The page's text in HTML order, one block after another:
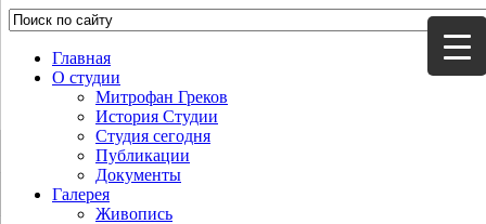
Главная
О студии
Митрофан Греков
История Студии
Студия сегодня
Публикации
Документы
Галерея
Живопись